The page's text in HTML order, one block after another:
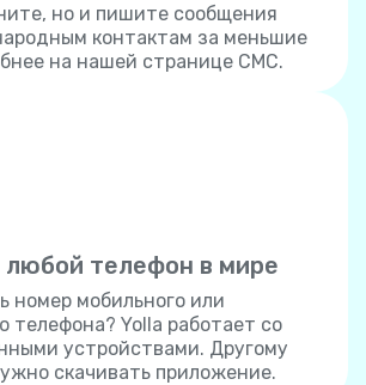
но и пишите сообщения
контактам за меньшие
на нашей странице СМС.
любой телефон в мире
номер мобильного или
телефона? Yolla работает со
устройствами. Другому
скачивать приложение.